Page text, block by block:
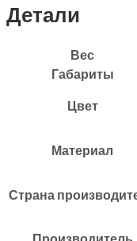
Детали
Вес
Габариты
Цвет
Материал
Страна